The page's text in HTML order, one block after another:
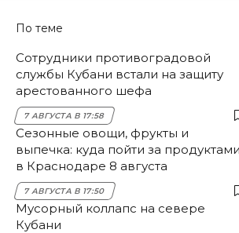
По теме
Сотрудники противоградовой
службы Кубани встали на защиту
арестованного шефа
7 АВГУСТА В 17:58
Сезонные овощи, фрукты и
выпечка: куда пойти за продуктами
в Краснодаре 8 августа
7 АВГУСТА В 17:50
Мусорный коллапс на севере
Кубани